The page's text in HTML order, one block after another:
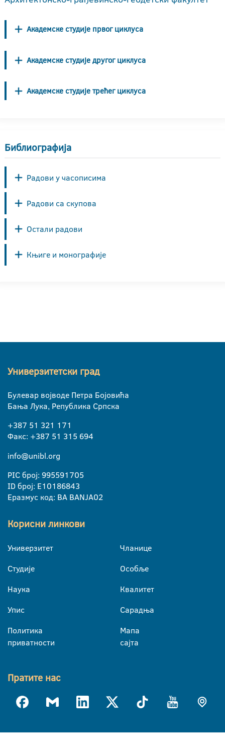
Академске студије првог циклуса
Академске студије другог циклуса
Академске студије трећег циклуса
Библиографија
Радови у часописима
Радови са скупова
Остали радови
Књиге и монографије
Универзитетски град
Булевар војводе Петра Бојовића
Бања Лука, Република Српска
+387 51 321 171
Факс: +387 51 315 694
info@unibl.org
PIC број: 995591705
ID број: E10186843
Еразмус код: BA BANJA02
Корисни линкови
Универзитет
Студије
Наука
Упис
Политика
приватности
Чланице
Особље
Квалитет
Сарадња
Мапа
сајта
Пратите нас